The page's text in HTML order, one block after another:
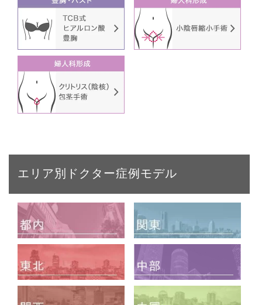
エリア別ドクター症例モデル